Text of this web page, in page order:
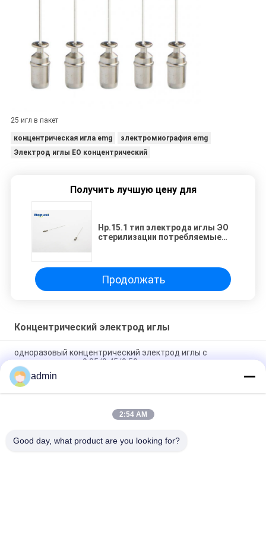
25 игл в пакет
концентрическая игла emg
электромиография emg
Электрод иглы EO концентрический
Получить лучшую цену для
Нр.15.1 тип электрода иглы ЭО
стерилизации потребляемые
Продолжать
Концентрический электрод иглы
одноразовый концентрический электрод иглы с
диаметром иглы 0,35/0,45/0,50 мм
15,1 ручки КЭ электрода иглы металла потребляемые
вещества концентрической концентрические стерильные
Концентрическая длина EMG иглы 50 Mm с красивой
admin
2:54 AM
Good day, what product are you looking for?